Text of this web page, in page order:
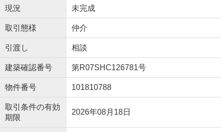
現況 未完成
取引態様 仲介
引渡し 相談
建築確認番号 第R07SHC126781号
物件番号 101810788
取引条件の有効
期限
2026年08月18日